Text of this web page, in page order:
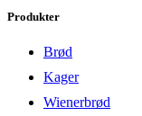
Produkter
Brød
Kager
Wienerbrød